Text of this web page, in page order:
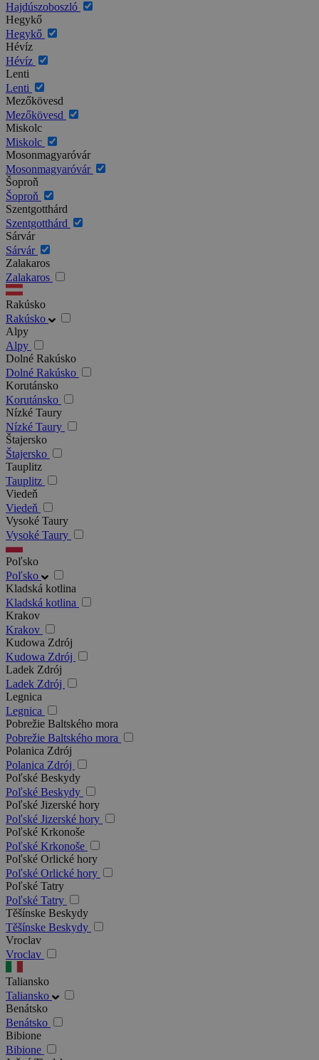
Hajdúszoboszló
Hegykő
Hegykő
Hévíz
Hévíz
Lenti
Lenti
Mezőkövesd
Mezőkövesd
Miskolc
Miskolc
Mosonmagyaróvár
Mosonmagyaróvár
Šoproň
Šoproň
Szentgotthárd
Szentgotthárd
Sárvár
Sárvár
Zalakaros
Zalakaros
Rakúsko
Rakúsko
Alpy
Alpy
Dolné Rakúsko
Dolné Rakúsko
Korutánsko
Korutánsko
Nízké Taury
Nízké Taury
Štajersko
Štajersko
Tauplitz
Tauplitz
Viedeň
Viedeň
Vysoké Taury
Vysoké Taury
Poľsko
Poľsko
Kladská kotlina
Kladská kotlina
Krakov
Krakov
Kudowa Zdrój
Kudowa Zdrój
Ladek Zdrój
Ladek Zdrój
Legnica
Legnica
Pobrežie Baltského mora
Pobrežie Baltského mora
Polanica Zdrój
Polanica Zdrój
Poľské Beskydy
Poľské Beskydy
Poľské Jizerské hory
Poľské Jizerské hory
Poľské Krkonoše
Poľské Krkonoše
Poľské Orlické hory
Poľské Orlické hory
Poľské Tatry
Poľské Tatry
Těšínske Beskydy
Těšínske Beskydy
Vroclav
Vroclav
Taliansko
Taliansko
Benátsko
Benátsko
Bibione
Bibione